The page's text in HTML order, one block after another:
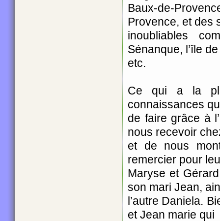
Baux-de-
Provence, et des
inoubliables
Sénanque, l’île
etc.
Ce qui a la
connaissances
de faire grâce à
nous recevoir
et de nous
remercier pour
Maryse et
son mari Jean,
l’autre Daniela.
et Jean marie qui